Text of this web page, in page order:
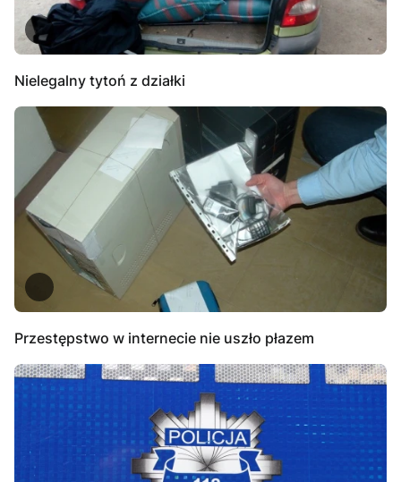
Nielegalny tytoń z działki
Przestępstwo w internecie nie uszło płazem